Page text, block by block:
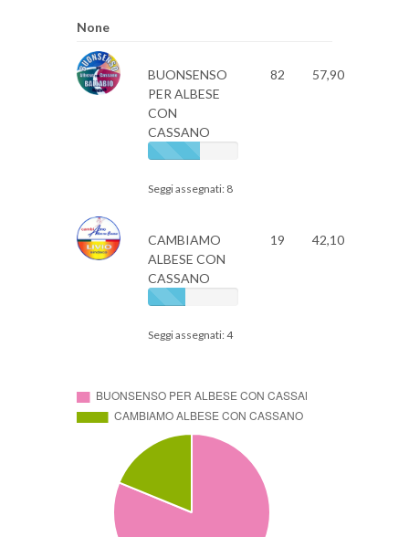
None
BUONSENSO
PER ALBESE
CON
CASSANO
Seggi assegnati: 8
82 57,90
CAMBIAMO
ALBESE CON
CASSANO
Seggi assegnati: 4
19 42,10